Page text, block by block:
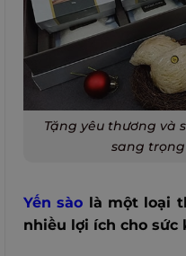
Tặng yêu thương và
sang
Yến sào là một loại
nhiều lợi ích cho sức